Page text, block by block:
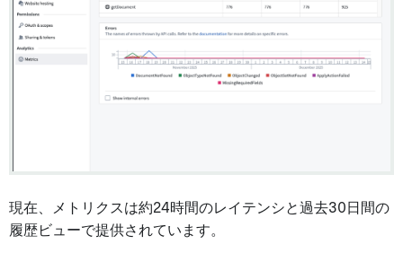
現在、メトリクスは約24時間のレイテンシと過去30日間の
履歴ビューで提供されています。